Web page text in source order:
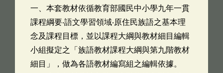
一、本套教材依循教育部國民中小學九年一貫
課程綱要‧語文學習領域‧原住民族語之基本理
念及課程目標，並以課程大綱與教材細目編輯
小組擬定之「族語教材課程大綱與第九階教材
細目」，做為各語教材編寫組之編輯依據。